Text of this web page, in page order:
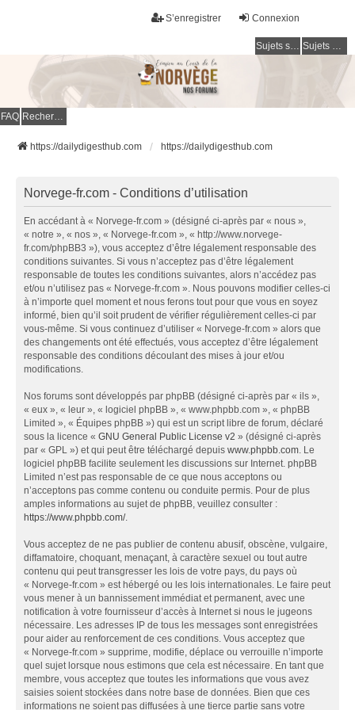
Connexion
S’enregistrer
Sujets sans réponse Sujets actifs
FAQ Rechercher
https://dailydigesthub.com https://dailydigesthub.com
Norvege-fr.com - Conditions d’utilisation
En accédant à « Norvege-fr.com » (désigné ci-après par « nous »,
« notre », « nos », « Norvege-fr.com », « http://www.norvege-
fr.com/phpBB3 »), vous acceptez d’être légalement responsable des
conditions suivantes. Si vous n’acceptez pas d’être légalement
responsable de toutes les conditions suivantes, alors n’accédez pas
et/ou n’utilisez pas « Norvege-fr.com ». Nous pouvons modifier celles-ci
à n’importe quel moment et nous ferons tout pour que vous en soyez
informé, bien qu’il soit prudent de vérifier régulièrement celles-ci par
vous-même. Si vous continuez d’utiliser « Norvege-fr.com » alors que
des changements ont été effectués, vous acceptez d’être légalement
responsable des conditions découlant des mises à jour et/ou
modifications.
Nos forums sont développés par phpBB (désigné ci-après par « ils »,
« eux », « leur », « logiciel phpBB », « www.phpbb.com », « phpBB
Limited », « Équipes phpBB ») qui est un script libre de forum, déclaré
sous la licence « GNU General Public License v2 » (désigné ci-après
par « GPL ») et qui peut être téléchargé depuis www.phpbb.com. Le
logiciel phpBB facilite seulement les discussions sur Internet. phpBB
Limited n’est pas responsable de ce que nous acceptons ou
n’acceptons pas comme contenu ou conduite permis. Pour de plus
amples informations au sujet de phpBB, veuillez consulter :
https://www.phpbb.com/.
Vous acceptez de ne pas publier de contenu abusif, obscène, vulgaire,
diffamatoire, choquant, menaçant, à caractère sexuel ou tout autre
contenu qui peut transgresser les lois de votre pays, du pays où
« Norvege-fr.com » est hébergé ou les lois internationales. Le faire peut
vous mener à un bannissement immédiat et permanent, avec une
notification à votre fournisseur d’accès à Internet si nous le jugeons
nécessaire. Les adresses IP de tous les messages sont enregistrées
pour aider au renforcement de ces conditions. Vous acceptez que
« Norvege-fr.com » supprime, modifie, déplace ou verrouille n’importe
quel sujet lorsque nous estimons que cela est nécessaire. En tant que
membre, vous acceptez que toutes les informations que vous avez
saisies soient stockées dans notre base de données. Bien que ces
informations ne soient pas diffusées à une tierce partie sans votre